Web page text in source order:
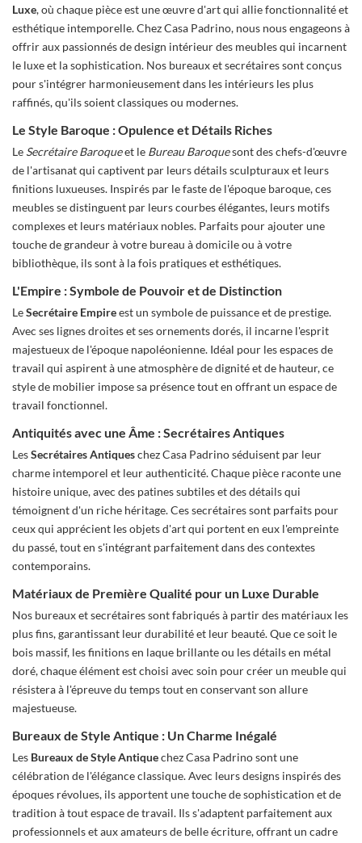
Luxe, où chaque pièce est une œuvre d'art qui allie fonctionnalité et
esthétique intemporelle. Chez Casa Padrino, nous nous engageons à
offrir aux passionnés de design intérieur des meubles qui incarnent
le luxe et la sophistication. Nos bureaux et secrétaires sont conçus
pour s'intégrer harmonieusement dans les intérieurs les plus
raffinés, qu'ils soient classiques ou modernes.
Le Style Baroque : Opulence et Détails Riches
Le Secrétaire Baroqueet le Bureau Baroquesont des chefs-d'œuvre
de l'artisanat qui captivent par leurs détails sculpturaux et leurs
finitions luxueuses. Inspirés par le faste de l'époque baroque, ces
meubles se distinguent par leurs courbes élégantes, leurs motifs
complexes et leurs matériaux nobles. Parfaits pour ajouter une
touche de grandeur à votre bureau à domicile ou à votre
bibliothèque, ils sont à la fois pratiques et esthétiques.
L'Empire : Symbole de Pouvoir et de Distinction
LeSecrétaire Empireest un symbole de puissance et de prestige.
Avec ses lignes droites et ses ornements dorés, il incarne l'esprit
majestueux de l'époque napoléonienne. Idéal pour les espaces de
travail qui aspirent à une atmosphère de dignité et de hauteur, ce
style de mobilier impose sa présence tout en offrant un espace de
travail fonctionnel.
Antiquités avec une Âme : Secrétaires Antiques
LesSecrétaires Antiqueschez Casa Padrino séduisent par leur
charme intemporel et leur authenticité. Chaque pièce raconte une
histoire unique, avec des patines subtiles et des détails qui
témoignent d'un riche héritage. Ces secrétaires sont parfaits pour
ceux qui apprécient les objets d'art qui portent en eux l'empreinte
du passé, tout en s'intégrant parfaitement dans des contextes
contemporains.
Matériaux de Première Qualité pour un Luxe Durable
Nos bureaux et secrétaires sont fabriqués à partir des matériaux les
plus fins, garantissant leur durabilité et leur beauté. Que ce soit le
bois massif, les finitions en laque brillante ou les détails en métal
doré, chaque élément est choisi avec soin pour créer un meuble qui
résistera à l'épreuve du temps tout en conservant son allure
majestueuse.
Bureaux de Style Antique : Un Charme Inégalé
Les Bureaux de Style Antiquechez Casa Padrino sont une
célébration de l'élégance classique. Avec leurs designs inspirés des
époques révolues, ils apportent une touche de sophistication et de
tradition à tout espace de travail. Ils s'adaptent parfaitement aux
professionnels et aux amateurs de belle écriture, offrant un cadre